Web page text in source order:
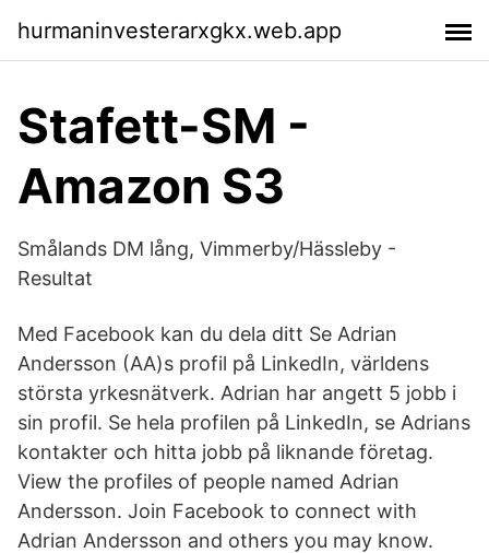
hurmaninvesterarxgkx.web.app
Stafett-SM -
Amazon S3
Smålands DM lång, Vimmerby/Hässleby -
Resultat
Med Facebook kan du dela ditt Se Adrian
Andersson (AA)s profil på LinkedIn, världens
största yrkesnätverk. Adrian har angett 5 jobb i
sin profil. Se hela profilen på LinkedIn, se Adrians
kontakter och hitta jobb på liknande företag.
View the profiles of people named Adrian
Andersson. Join Facebook to connect with
Adrian Andersson and others you may know.